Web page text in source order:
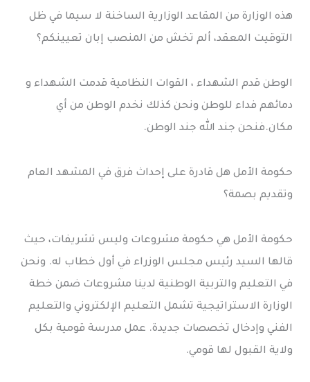
هذه الوزارة من المقاعد الوزارية الساخنة لا سيما في ظل
التوقيت المعقد، ألم تخش من المنصب إبان تعيينكم؟
الوطن قدم الشهداء ، القوات النظامية قدمت الشهداء و
دمائهم فداء للوطن ونحن كذلك نخدم الوطن من أي
مكان.فنحن جند الله جند الوطن.
حكومة الأمل هل قادرة على إحداث فرق في المشهد العام
وتقديم بصمة؟
حكومة الأمل هي حكومة مشروعات وليس تشريفات، حيث
قالها السيد رئيس مجلس الوزراء في أول خطاب له. ونحن
في التعليم والتربية الوطنية لدينا مشروعات ضمن خطة
الوزارة الاستراتيجية تشمل التعليم الإلكتروني والتعليم
الفني وإدخال تخصصات جديدة. عمل مدرسة قومية بكل
ولاية القبول لها قومي.